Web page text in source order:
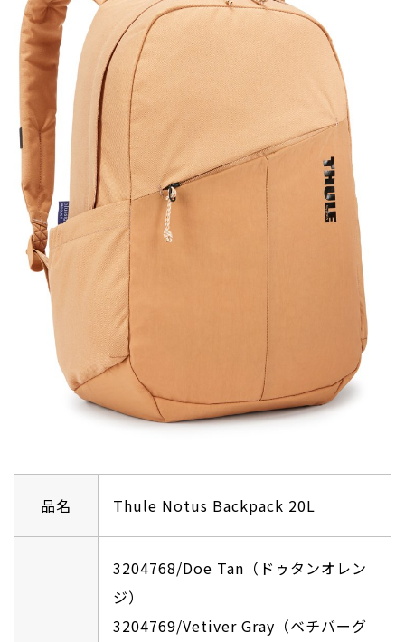
品名 Thule Notus Backpack 20L
3204768/Doe Tan（ドゥタンオレン
ジ）
3204769/Vetiver Gray（ベチバーグ